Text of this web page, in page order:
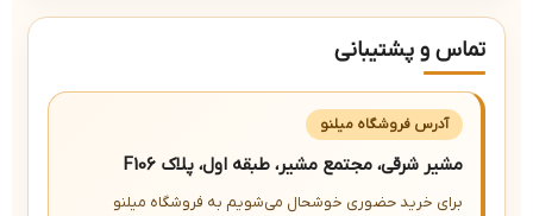
تماس و پشتیبانی
آدرس فروشگاه میلنو
مشیر شرقی، مجتمع مشیر، طبقه اول، پلاک F106
برای خرید حضوری خوشحال می‌شویم به فروشگاه میلنو